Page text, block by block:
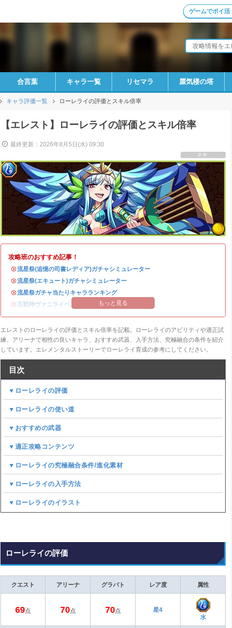
ゲームでポイ活
合言葉 キャラ一覧 リセマラ 蜃気楼の塔
キャラ評価一覧 ローレライの評価とスキル倍率
【エレスト】ローレライの評価とスキル倍率
最終更新：2026年8月5日(水) 09:30
PR
攻略班のおすすめ記事！
・流星祭(追憶の司書レディア)ガチャシミュレーター
・流星祭(エキュート)ガチャシミュレーター
・流星祭ガチャ当たりキャラランキング
・ 五戦神ヴァニライベントまとめ もっと見る
エレストのローレライの評価とスキル倍率を記載。ローレライのアビリティや適正試
練、アリーナで相性の良いキャラ、おすすめ武器、入手方法、究極融合の条件を紹介
しています。エレメンタルストーリーでローレライ育成の参考にしてください。
目次
▼ローレライの評価
▼ローレライの使い道
▼おすすめの武器
▼適正攻略コンテンツ
▼ローレライの究極融合条件/進化素材
▼ローレライの入手方法
▼ローレライのイラスト
ローレライの評価
クエスト アリーナ グラバト レア度 属性
69点 70点 70点
星4
水